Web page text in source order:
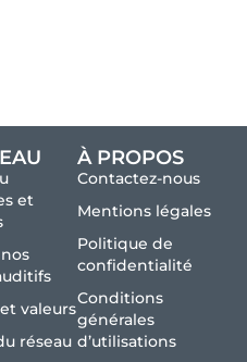
et
valeurs
réseau
À PROPOS
Contactez-nous
Mentions légales
Politique de
confidentialité
Conditions
générales
d’utilisations